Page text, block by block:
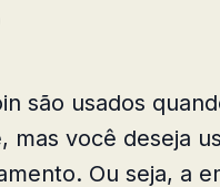
são usados
mas você deseja
Ou seja, a